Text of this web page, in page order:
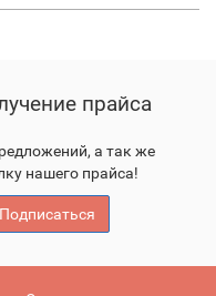
прайса
а так же
нашего прайса!
Подписаться